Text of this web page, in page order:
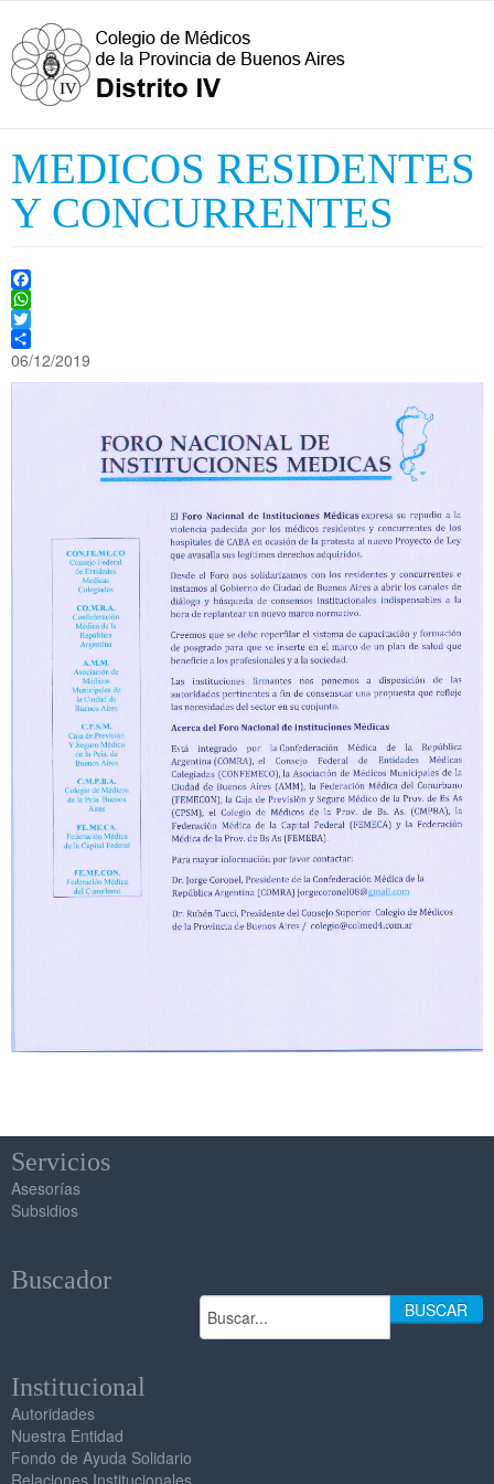
MEDICOS RESIDENTES
Y CONCURRENTES
Facebook
WhatsApp
Twitter
Share
06/12/2019
Servicios
Asesorías
Subsidios
Buscador
BUSCAR
Institucional
Autoridades
Nuestra Entidad
Fondo de Ayuda Solidario
Relaciones Institucionales